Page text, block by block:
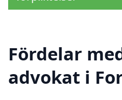
Fördelar
advokat i